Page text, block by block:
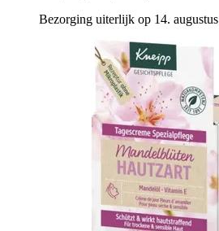
Bezorging uiterlijk op 14. augustus